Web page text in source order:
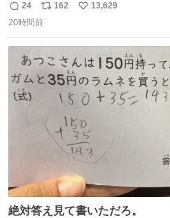
返
信
24
リ
ポ
ト
162
い
数
13,629
20時間前
絶対答え見て書いただろ。